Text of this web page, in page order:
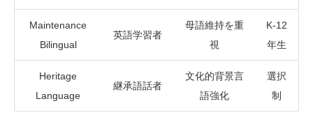
Maintenance
Bilingual
英語学習者
母語維持を重
視
K-12
年生
Heritage
Language
継承語話者
文化的背景言
語強化
選択
制